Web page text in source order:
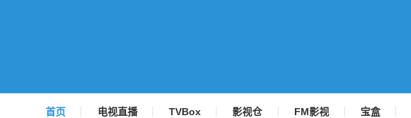
首页 电视直播 TVBox 影视仓 FM影视 宝盒